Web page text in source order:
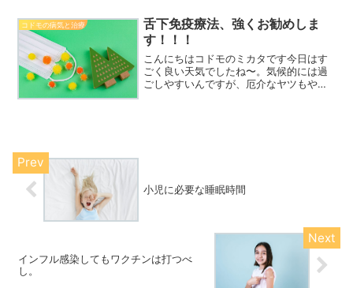
コドモの病気と治療
舌下免疫療法、強くお勧めしま
す！！！
こんにちはコドモのミカタです今日はす
ごく良い天気でしたね〜。気候的には過
ごしやすいんですが、厄介なヤツもやっ
小児に必要な睡眠時間
インフル感染してもワクチンは打つべ
し。